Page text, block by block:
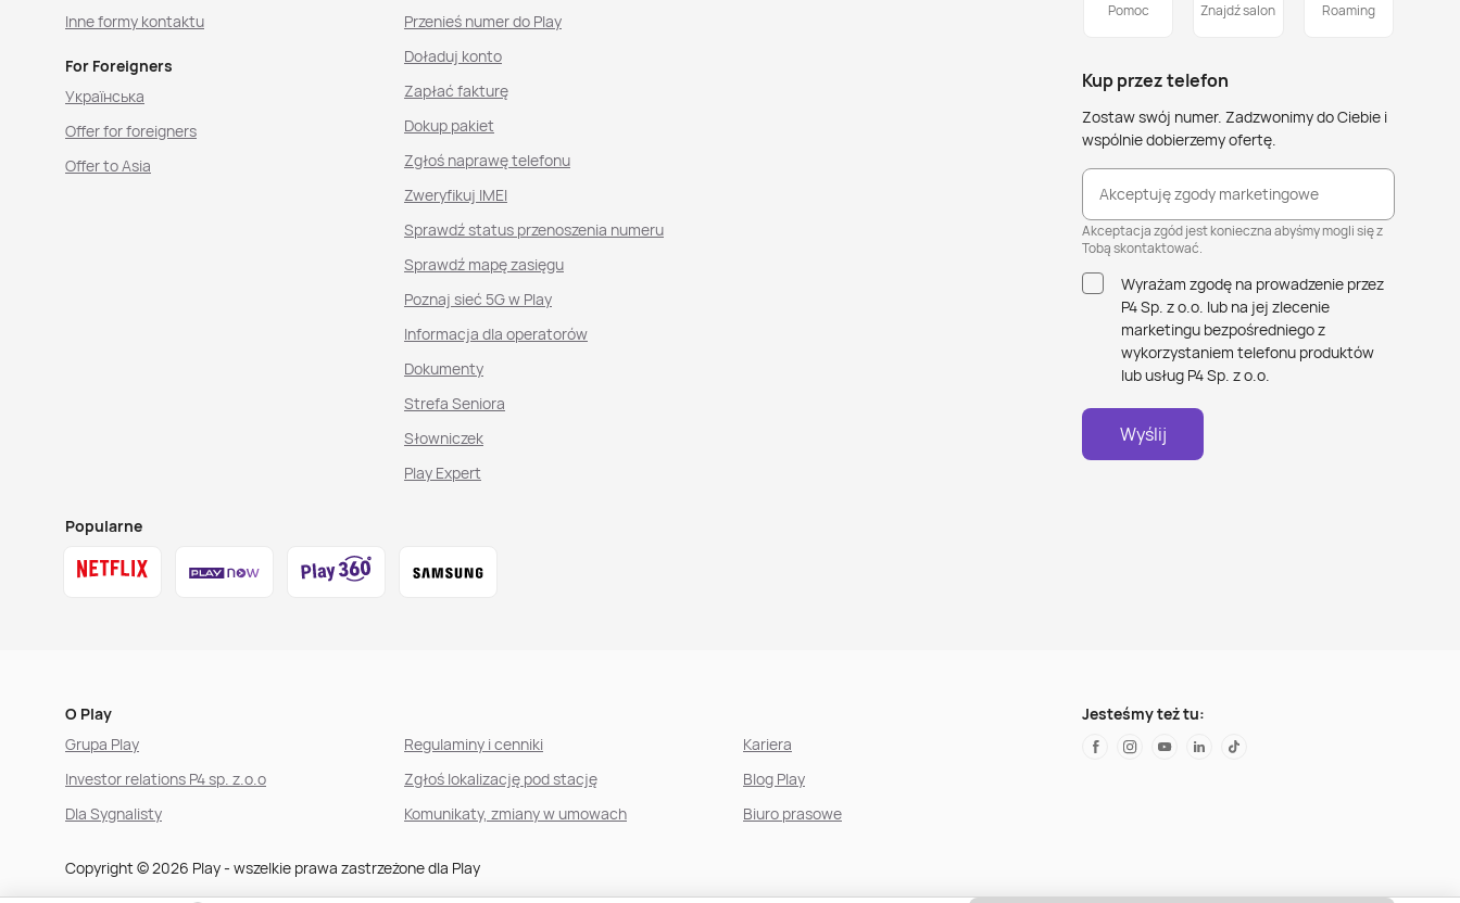
Inne formy kontaktu
For Foreigners
Українська
Offer for foreigners
Offer to Asia
Przenieś numer do Play
Doładuj konto
Zapłać fakturę
Dokup pakiet
Zgłoś naprawę telefonu
Zweryfikuj IMEI
Sprawdź status przenoszenia numeru
Sprawdź mapę zasięgu
Poznaj sieć 5G w Play
Informacja dla operatorów
Dokumenty
Strefa Seniora
Słowniczek
Play Expert
Popularne
Pomoc Znajdź salon Roaming
Kup przez telefon
Zostaw swój numer. Zadzwonimy do Ciebie i
wspólnie dobierzemy ofertę.
Akceptuję zgody marketingowe
Akceptacja zgód jest konieczna abyśmy mogli się z
Tobą skontaktować.
Wyrażam zgodę na prowadzenie przez
P4 Sp. z o.o. lub na jej zlecenie
marketingu bezpośredniego z
wykorzystaniem telefonu produktów
lub usług P4 Sp. z o.o.
Wyślij
O Play
Grupa Play
Investor relations P4 sp. z.o.o
Dla Sygnalisty
Regulaminy i cenniki
Zgłoś lokalizację pod stację
Komunikaty, zmiany w umowach
Kariera
Blog Play
Biuro prasowe
Jesteśmy też tu:
Copyright © 2026 Play - wszelkie prawa zastrzeżone dla Play